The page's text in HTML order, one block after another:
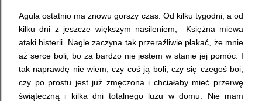
Agula ostatnio ma znowu gorszy czas. Od kilku tygodni, a od
kilku dni z jeszcze większym nasileniem, Księżna miewa
ataki histerii. Nagle zaczyna tak przeraźliwie płakać, że mnie
aż serce boli, bo za bardzo nie jestem w stanie jej pomóc. I
tak naprawdę nie wiem, czy coś ją boli, czy się czegoś boi,
czy po prostu jest już zmęczona i chciałaby mieć przerwę
świąteczną i kilka dni totalnego luzu w domu. Nie mam